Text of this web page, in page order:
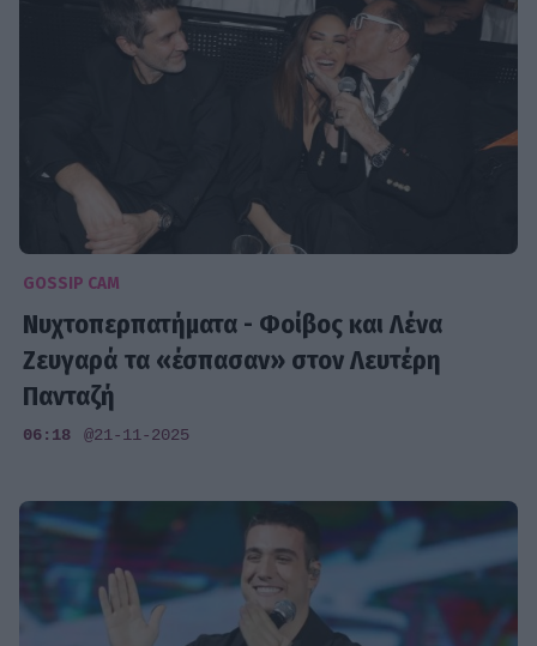
GOSSIP CAM
Νυχτοπερπατήματα - Φοίβος και Λένα
Ζευγαρά τα «έσπασαν» στον Λευτέρη
Πανταζή
06:18 @21-11-2025